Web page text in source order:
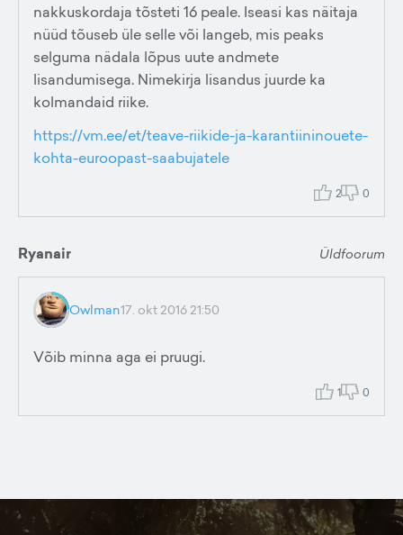
nakkuskordaja tõsteti 16 peale. Iseasi kas näitaja
nüüd tõuseb üle selle või langeb, mis peaks
selguma nädala lõpus uute andmete
lisandumisega. Nimekirja lisandus juurde ka
kolmandaid riike.
https://vm.ee/et/teave-riikide-ja-karantiininouete-
kohta-euroopast-saabujatele
2 0
Ryanair Üldfoorum
Owlman17. okt 2016 21:50
Võib minna aga ei pruugi.
1 0